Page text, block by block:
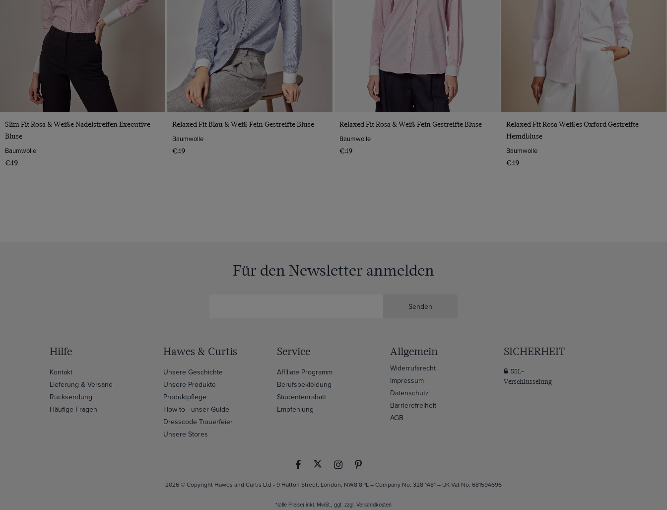
VORSCHAU
Slim Fit Rosa & Weiße Nadelstreifen Executive
Bluse
Baumwolle
€49
VORSCHAU
Relaxed Fit Blau & Weiß Fein Gestreifte Bluse
Baumwolle
€49
VORSCHAU
Relaxed Fit Rosa & Weiß Fein Gestreifte Bluse
Baumwolle
€49
VORSCHAU
Relaxed Fit Rosa Weißes Oxford Gestreifte
Hemdbluse
Baumwolle
€49
Für den Newsletter anmelden
Senden
Hilfe
Kontakt
Lieferung & Versand
Rücksendung
Häufige Fragen
Hawes & Curtis
Unsere Geschichte
Unsere Produkte
Produktpflege
How to - unser Guide
Dresscode Trauerfeier
Unsere Stores
Service
Affiliate Programm
Berufsbekleidung
Studentenrabatt
Empfehlung
Allgemein
Widerrufsrecht
Impressum
Datenschutz
Barrierefreiheit
AGB
SICHERHEIT
SSL-
Verschlüsselung
2026 © Copyright Hawes and Curtis Ltd - 9 Hatton Street, London, NW8 8PL – Company No. 328 1481 – UK Vat No. 681594696
*(alle Preise) inkl. MwSt., ggf. zzgl. Versandkosten